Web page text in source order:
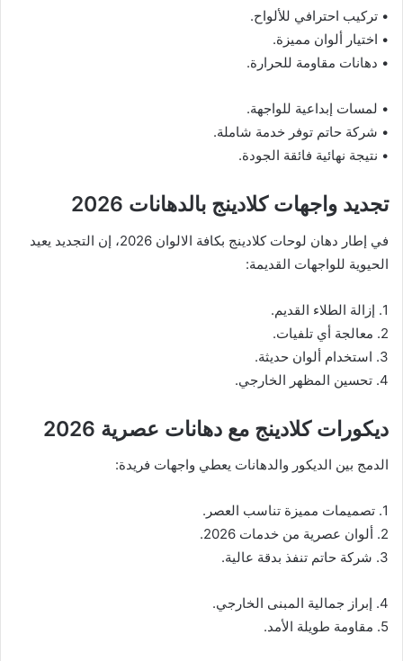
• تركيب احترافي للألواح.
• اختيار ألوان مميزة.
• دهانات مقاومة للحرارة.
• لمسات إبداعية للواجهة.
• شركة حاتم توفر خدمة شاملة.
• نتيجة نهائية فائقة الجودة.
تجديد واجهات كلادينج بالدهانات 2026
في إطار دهان لوحات كلادينج بكافة الالوان 2026، إن التجديد يعيد
الحيوية للواجهات القديمة:
1. إزالة الطلاء القديم.
2. معالجة أي تلفيات.
3. استخدام ألوان حديثة.
4. تحسين المظهر الخارجي.
ديكورات كلادينج مع دهانات عصرية 2026
الدمج بين الديكور والدهانات يعطي واجهات فريدة:
1. تصميمات مميزة تناسب العصر.
2. ألوان عصرية من خدمات 2026.
3. شركة حاتم تنفذ بدقة عالية.
4. إبراز جمالية المبنى الخارجي.
5. مقاومة طويلة الأمد.